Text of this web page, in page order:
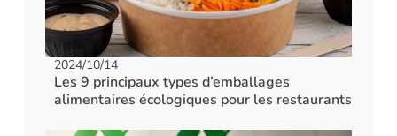
2024/10/14
Les 9 principaux types d’emballages
alimentaires écologiques pour les restaurants